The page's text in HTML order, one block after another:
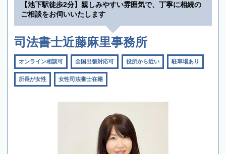
【池下駅徒歩2分】親しみやすい雰囲気で、丁寧に相続の
ご相談をお伺いいたします
司法書士近藤麻里事務所
オンライン相談可 全国出張対応可 役所から近い 駐車場あり
所長が女性 女性司法書士在籍